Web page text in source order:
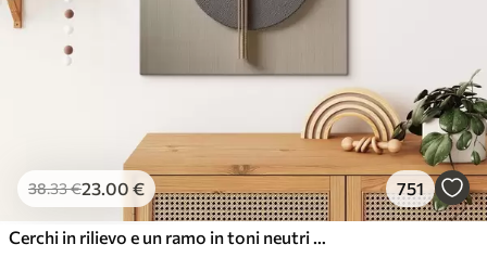
38.33€23.00 € 751
Cerchi in rilievo e un ramo in toni neutri caldi